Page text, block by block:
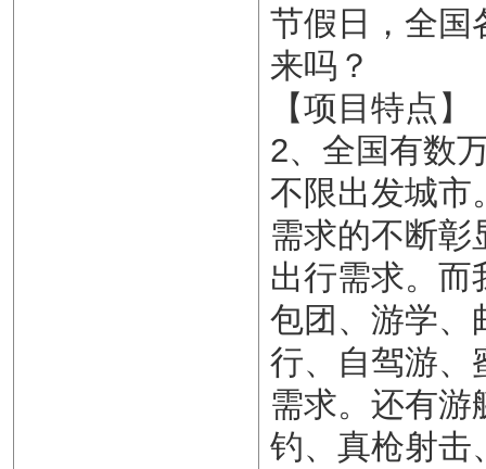
节假日，全国
来吗？
【项目特点】
2、全国有数
不限出发城市
需求的不断彰
出行需求。而
包团、游学、
行、自驾游、
需求。还有游
钓、真枪射击